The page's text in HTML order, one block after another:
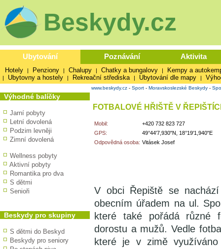
Beskydy.cz
Ubytování Poznávání Aktivita
Hotely | Penziony | Chalupy | Chatky a bungalovy | Kempy a
| Ubytovny a hostely | Rekreační střediska | Ubytování dle mapy |
Výhodné balíčky
Jarní pobyty
Letní dovolená
Podzim levněji
Zimní dovolená
Wellness pobyty
Aktivní pobyty
Romantika pro dva
S dětmi
Senioři
Beskydy pro skupiny
S dětmi do Beskyd
Beskydy pro seniory
www.beskydy.cz - Sport - Moravskoslezské Beskydy -
FOTBALOVÉ HŘIŠTĚ V
Mobil:
+420 732 823 727
GPS:
49°44'7,930"N, 18°19'1,940"E
Odpovědná osoba: Vitásek Josef
V obci Řepiště se
obecním úřadem na ul.
které také pořádá různé
dorostu a mužů. Vedle
které je v zimě